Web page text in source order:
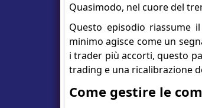
Quasimodo, nel cuore del
Questo episodio riassume
minimo agisce come un
i trader più accorti, questo
trading e una ricalibrazione
Come gestire le